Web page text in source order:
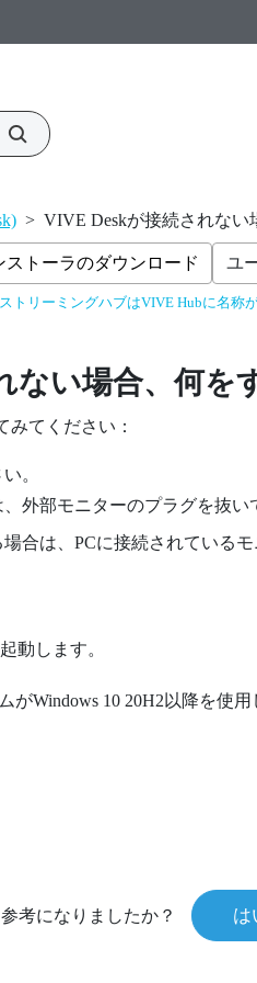
> VIVE Deskが接続されない
ストーラのダウンロード
トリーミングハブはVIVE Hubに名称
ユ
ない場合、何を
みてください：
。
外部モニターのプラグを抜い
合は、PCに接続されている
動します。
がWindows10 20H2以降を使
参考になりましたか？ は